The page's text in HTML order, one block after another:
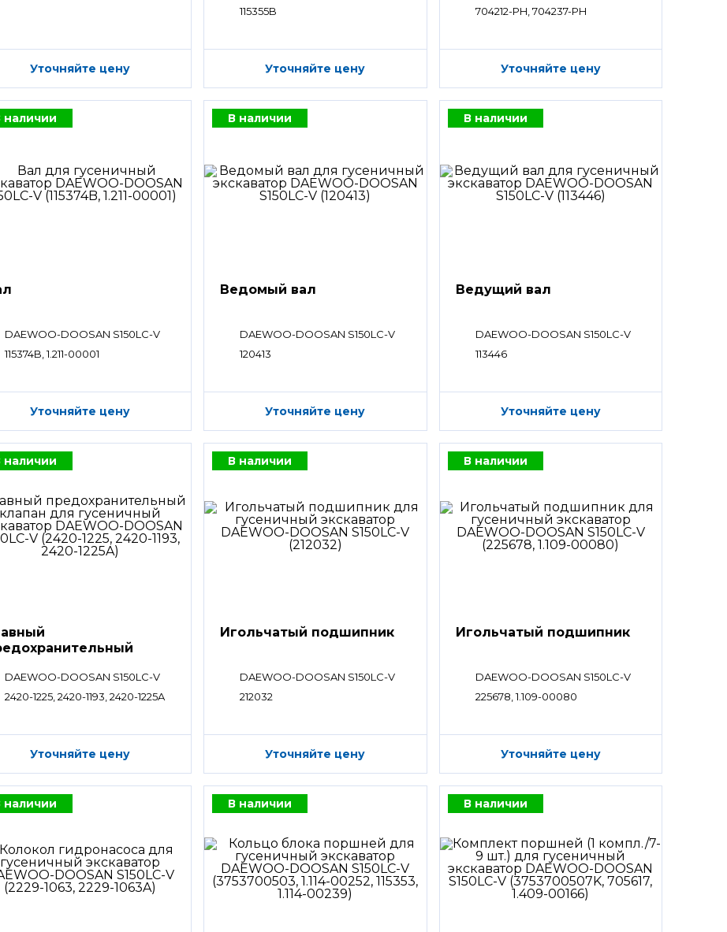
Уточняйте цену
115355B
Уточняйте цену
704212-PH, 704237-PH
Уточняйте цену
наличии
DAEWOO-DOOSAN S150LC-V
115374B, 1.211-00001
Уточняйте цену
В наличии
Ведомый вал
DAEWOO-DOOSAN S150LC-V
120413
Уточняйте цену
В наличии
Ведущий вал
DAEWOO-DOOSAN S150LC-V
113446
Уточняйте цену
наличии
DAEWOO-DOOSAN S150LC-V
2420-1225, 2420-1193, 2420-1225A
Уточняйте цену
В наличии
Игольчатый подшипник
DAEWOO-DOOSAN S150LC-V
212032
Уточняйте цену
В наличии
Игольчатый подшипник
DAEWOO-DOOSAN S150LC-V
225678, 1.109-00080
Уточняйте цену
наличии В наличии В наличии